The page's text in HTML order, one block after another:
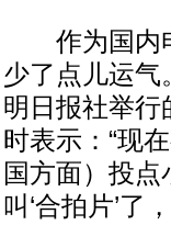
作为国内电
少了点儿运气
明日报社举行
时表示：“现
国方面）投
叫‘合拍片’了